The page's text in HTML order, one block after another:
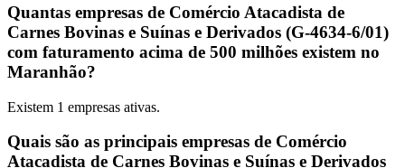
Quantas empresas de Comércio Atacadista de
Carnes Bovinas e Suínas e Derivados (G-4634-6/01)
com faturamento acima de 500 milhões existem no
Maranhão?
Existem 1 empresas ativas.
Quais são as principais empresas de Comércio
Atacadista de Carnes Bovinas e Suínas e Derivados